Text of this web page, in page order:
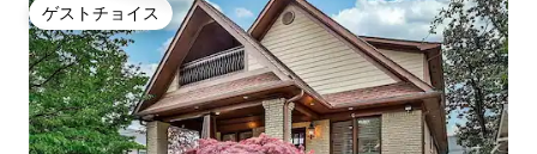
ゲストチョイス
ゲストチョイス